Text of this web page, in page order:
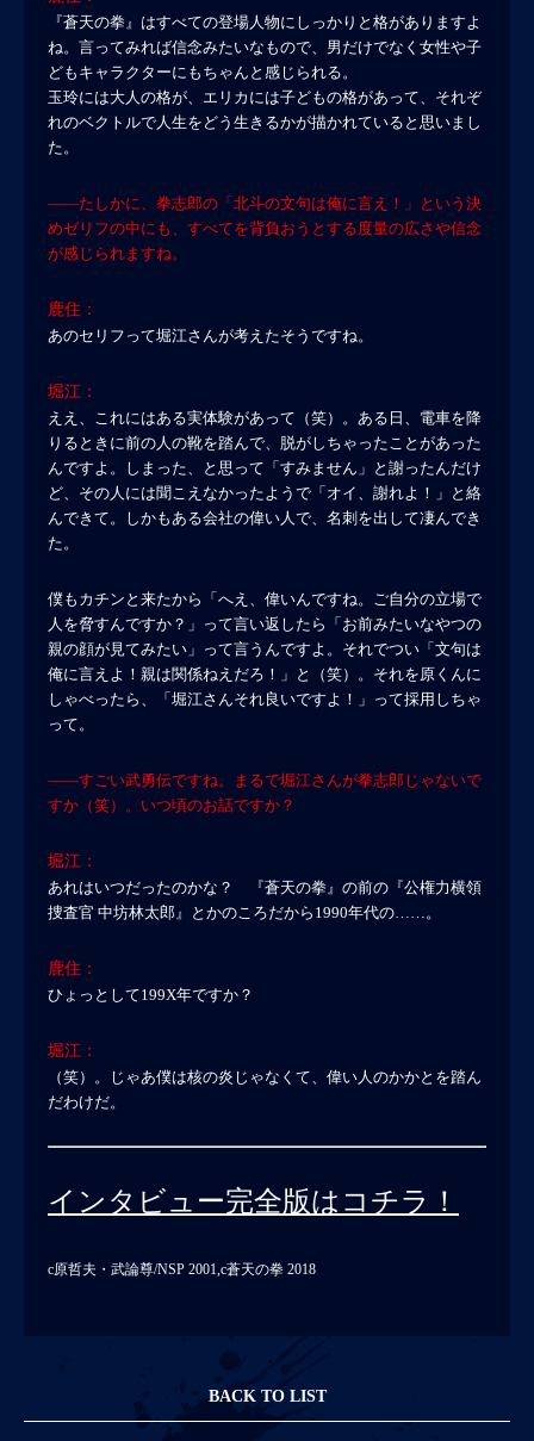
『蒼天の拳』はすべての登場人物にしっかりと格がありますよ
ね。言ってみれば信念みたいなもので、男だけでなく女性や子
どもキャラクターにもちゃんと感じられる。
玉玲には大人の格が、エリカには子どもの格があって、それぞ
れのベクトルで人生をどう生きるかが描かれていると思いまし
た。
――たしかに、拳志郎の「北斗の文句は俺に言え！」という決
めゼリフの中にも、すべてを背負おうとする度量の広さや信念
が感じられますね。
鹿住：
あのセリフって堀江さんが考えたそうですね。
堀江：
ええ、これにはある実体験があって（笑）。ある日、電車を降
りるときに前の人の靴を踏んで、脱がしちゃったことがあった
んですよ。しまった、と思って「すみません」と謝ったんだけ
ど、その人には聞こえなかったようで「オイ、謝れよ！」と絡
んできて。しかもある会社の偉い人で、名刺を出して凄んでき
た。
僕もカチンと来たから「へえ、偉いんですね。ご自分の立場で
人を脅すんですか？」って言い返したら「お前みたいなやつの
親の顔が見てみたい」って言うんですよ。それでつい「文句は
俺に言えよ！親は関係ねえだろ！」と（笑）。それを原くんに
しゃべったら、「堀江さんそれ良いですよ！」って採用しちゃ
って。
――すごい武勇伝ですね。まるで堀江さんが拳志郎じゃないで
すか（笑）。いつ頃のお話ですか？
堀江：
あれはいつだったのかな？ 『蒼天の拳』の前の『公権力横領
捜査官 中坊林太郎』とかのころだから1990年代の……。
鹿住：
ひょっとして199X年ですか？
堀江：
（笑）。じゃあ僕は核の炎じゃなくて、偉い人のかかとを踏ん
だわけだ。
インタビュー完全版はコチラ！
c原哲夫・武論尊/NSP 2001,c蒼天の拳 2018
BACK TO LIST